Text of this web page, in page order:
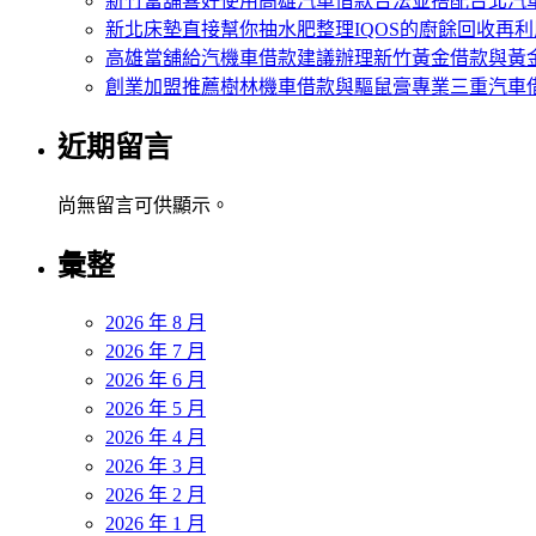
滾
筒
刷〉
中
團
體
制
傳
統
南
港
天
二
夜
專
生
液
蓋
如
何
運
彩
好
朋
友〉
新北床墊直接幫你抽水肥整理IQOS的廚餘回收再利
高雄當舖給汽機車借款建議辦理新竹黃金借款與黃
創業加盟推薦樹林機車借款與驅鼠膏專業三重汽車
近期留言
尚無留言可供顯示。
彙整
2026 年 8 月
2026 年 7 月
2026 年 6 月
2026 年 5 月
2026 年 4 月
2026 年 3 月
2026 年 2 月
2026 年 1 月